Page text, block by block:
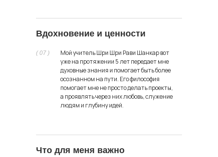
Вдохновение и ценности
Мой учитель Шри Шри Рави Шанкар вот
уже на протяжении 5 лет передает мне
духовные знания и помогает быть более
осознанном на пути. Его философия
помогает мне не просто делать проекты,
а проявлять через них любовь, служение
людям и глубину идей.
( 07 )
Что для меня важно
TeamMerch
Должность: партнер / креативный директор
Давайте придумаем новую
и всего мира